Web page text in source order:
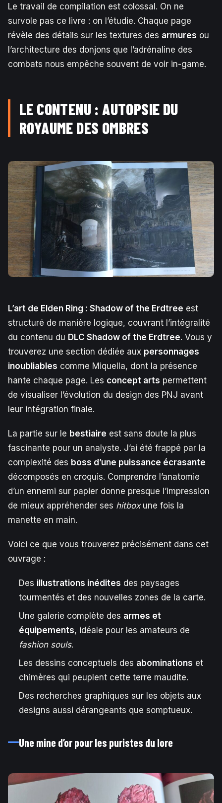
Le travail de compilation est colossal. On ne
survole pas ce livre : on l’étudie. Chaque page
révèle des détails sur les textures des armures ou
l’architecture des donjons que l’adrénaline des
combats nous empêche souvent de voir in-game.
LE CONTENU : AUTOPSIE DU
ROYAUME DES OMBRES
L’art de Elden Ring : Shadow of the Erdtree est
structuré de manière logique, couvrant l’intégralité
du contenu du DLC Shadow of the Erdtree. Vous y
trouverez une section dédiée aux personnages
inoubliables comme Miquella, dont la présence
hante chaque page. Les concept arts permettent
de visualiser l’évolution du design des PNJ avant
leur intégration finale.
La partie sur le bestiaire est sans doute la plus
fascinante pour un analyste. J’ai été frappé par la
complexité des boss d’une puissance écrasante
décomposés en croquis. Comprendre l’anatomie
d’un ennemi sur papier donne presque l’impression
de mieux appréhender ses hitboxune fois la
manette en main.
Voici ce que vous trouverez précisément dans cet
ouvrage :
Des illustrations inédites des paysages
tourmentés et des nouvelles zones de la carte.
Une galerie complète des armes et
équipements, idéale pour les amateurs de
fashion souls.
Les dessins conceptuels des abominations et
chimères qui peuplent cette terre maudite.
Des recherches graphiques sur les objets aux
designs aussi dérangeants que somptueux.
Une mine d’or pour les puristes du lore